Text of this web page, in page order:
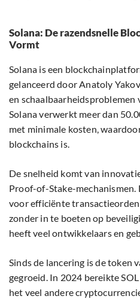
Solana: De razendsnelle
Vormt
Solana is een
gelanceerd door Anatoly
en schaalbaarheidsproblemen
Solana verwerkt meer dan
met minimale kosten,
blockchains is.
De snelheid komt van
Proof-of-Stake-mechanismen.
voor efficiënte
zonder in te boeten op
heeft veel ontwikkelaars en
Sinds de lancering is de token
gegroeid. In 2024 bereikte
het veel andere